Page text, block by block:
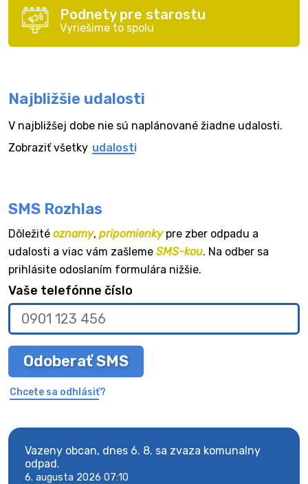
Podnety pre starostu
Vyriešime to spolu
Najbližšie udalosti
V najbližšej dobe nie sú naplánované žiadne udalosti.
Zobraziť všetky udalosti
SMS Rozhlas
Dôležité oznamy, pripomienkypre zber odpadu a
udalosti a viac vám zašleme SMS-kou. Na odber sa
prihlásite odoslaním formulára nižšie.
Vaše telefónne číslo
Odoberať SMS
Chcete sa odhlásiť?
Vazeny obcan, dnes 6. 8. sa zvaza komunalny
odpad.
6. augusta 2026 07:10